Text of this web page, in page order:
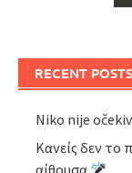
RECENT POSTS
Niko nije
Κανείς δεν το
αίθουσα